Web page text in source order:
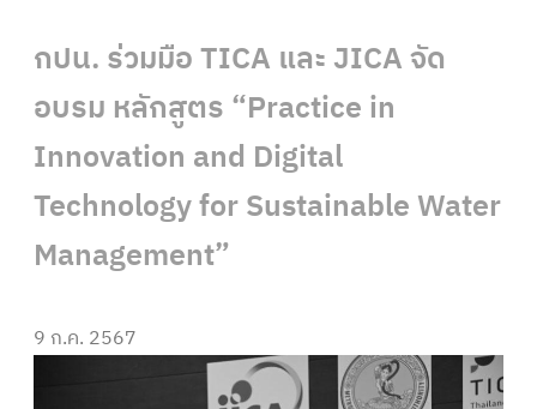
กปน. ร่วมมือ TICA และ JICA จัด
อบรม หลักสูตร “Practice in
Innovation and Digital
Technology for Sustainable Water
Management”
9 ก.ค. 2567